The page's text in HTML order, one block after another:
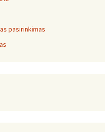
pasirinkimas